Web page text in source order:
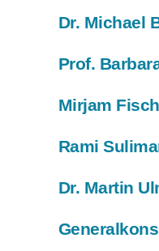
Dr. Michael
Prof.
Mirjam
Rami
Dr. Martin